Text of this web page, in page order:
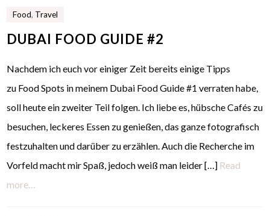
Food, Travel
DUBAI FOOD GUIDE #2
Nachdem ich euch vor einiger Zeit bereits einige Tipps
zu Food Spots in meinem Dubai Food Guide #1 verraten habe,
soll heute ein zweiter Teil folgen. Ich liebe es, hübsche Cafés zu
besuchen, leckeres Essen zu genießen, das ganze fotografisch
festzuhalten und darüber zu erzählen. Auch die Recherche im
Vorfeld macht mir Spaß, jedoch weiß man leider […] Read
more…